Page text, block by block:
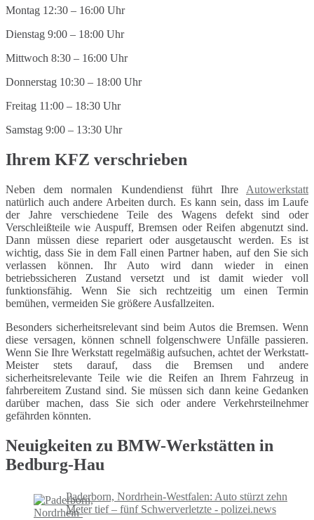
Montag 12:30 – 16:00 Uhr
Dienstag 9:00 – 18:00 Uhr
Mittwoch 8:30 – 16:00 Uhr
Donnerstag 10:30 – 18:00 Uhr
Freitag 11:00 – 18:30 Uhr
Samstag 9:00 – 13:30 Uhr
Ihrem KFZ verschrieben
Neben dem normalen Kundendienst führt Ihre Autowerkstatt
natürlich auch andere Arbeiten durch. Es kann sein, dass im Laufe
der Jahre verschiedene Teile des Wagens defekt sind oder
Verschleißteile wie Auspuff, Bremsen oder Reifen abgenutzt sind.
Dann müssen diese repariert oder ausgetauscht werden. Es ist
wichtig, dass Sie in dem Fall einen Partner haben, auf den Sie sich
verlassen können. Ihr Auto wird dann wieder in einen
betriebssicheren Zustand versetzt und ist damit wieder voll
funktionsfähig. Wenn Sie sich rechtzeitig um einen Termin
bemühen, vermeiden Sie größere Ausfallzeiten.
Besonders sicherheitsrelevant sind beim Autos die Bremsen. Wenn
diese versagen, können schnell folgenschwere Unfälle passieren.
Wenn Sie Ihre Werkstatt regelmäßig aufsuchen, achtet der Werkstatt-
Meister stets darauf, dass die Bremsen und andere
sicherheitsrelevante Teile wie die Reifen an Ihrem Fahrzeug in
fahrbereitem Zustand sind. Sie müssen sich dann keine Gedanken
darüber machen, dass Sie sich oder andere Verkehrsteilnehmer
gefährden könnten.
Neuigkeiten zu BMW-Werkstätten in
Bedburg-Hau
Paderborn, Nordrhein-Westfalen: Auto stürzt zehn
Meter tief – fünf Schwerverletzte - polizei.news